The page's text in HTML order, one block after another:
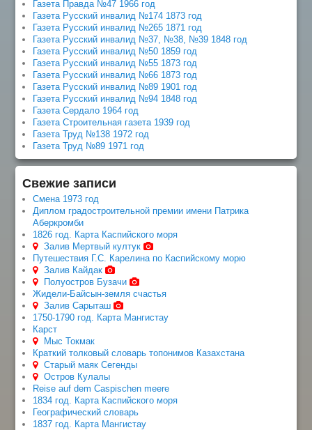
Газета Правда №47 1966 год
Газета Русский инвалид №174 1873 год
Газета Русский инвалид №265 1871 год
Газета Русский инвалид №37, №38, №39 1848 год
Газета Русский инвалид №50 1859 год
Газета Русский инвалид №55 1873 год
Газета Русский инвалид №66 1873 год
Газета Русский инвалид №89 1901 год
Газета Русский инвалид №94 1848 год
Газета Сердало 1964 год
Газета Строительная газета 1939 год
Газета Труд №138 1972 год
Газета Труд №89 1971 год
Свежие записи
Смена 1973 год
Диплом градостроительной премии имени Патрика
Аберкромби
1826 год. Карта Каспийского моря
Залив Мертвый култук
Путешествия Г.С. Карелина по Каспийскому морю
Залив Кайдак
Полуостров Бузачи
Жидели-Байсын-земля счастья
Залив Сарыташ
1750-1790 год. Карта Мангистау
Карст
Мыс Токмак
Краткий толковый словарь топонимов Казахстана
Старый маяк Сегенды
Остров Кулалы
Reise auf dem Caspischen meere
1834 год. Карта Каспийского моря
Географический словарь
1837 год. Карта Мангистау